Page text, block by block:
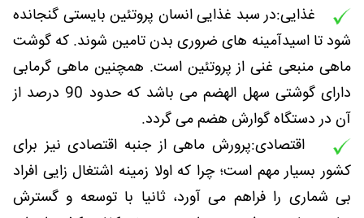
غذایی:در سبد غذایی انسان پروتئین بایستی گنجانده
شود تا اسیدآمینه های ضروری بدن تامین شوند. که گوشت
ماهی منبعی غنی از پروتئین است. همچنین ماهی گرمابی
دارای گوشتی سهل الهضم می باشد که حدود 90 درصد از
آن در دستگاه گوارش هضم می گردد.
اقتصادی:پرورش ماهی از جنبه اقتصادی نیز برای
کشور بسیار مهم است؛ چرا که اولا زمینه اشتغال زایی افراد
بی شماری را فراهم می آورد، ثانیا با توسعه و گسترش